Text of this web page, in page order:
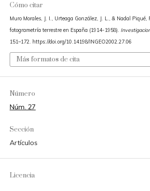
Cómo citar
Muro Morales, J. I., Urteaga González, J. L., & Nadal Piqué,
fotogrametría terrestre en España (1914-1958).
151–172. https://doi.org/10.14198/INGEO2002.27.06
Más formatos de cita
Número
Núm. 27
Sección
Artículos
Licencia